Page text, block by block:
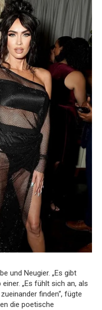
und Neugier. „Es gibt
„Es fühlt sich an, als
finden“, fügte
die poetische